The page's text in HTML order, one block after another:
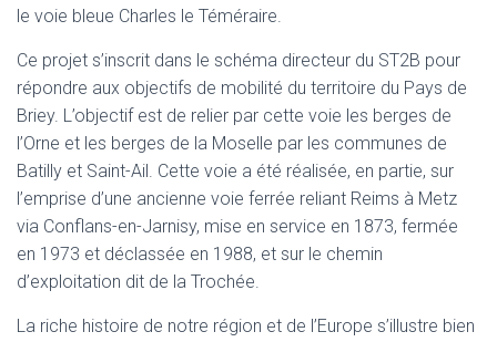
le voie bleue Charles le Téméraire.
Ce projet s’inscrit dans le schéma directeur du ST2B pour
répondre aux objectifs de mobilité du territoire du Pays de
Briey. L’objectif est de relier par cette voie les berges de
l’Orne et les berges de la Moselle par les communes de
Batilly et Saint-Ail. Cette voie a été réalisée, en partie, sur
l’emprise d’une ancienne voie ferrée reliant Reims à Metz
via Conflans-en-Jarnisy, mise en service en 1873, fermée
en 1973 et déclassée en 1988, et sur le chemin
d’exploitation dit de la Trochée.
La riche histoire de notre région et de l’Europe s’illustre bien